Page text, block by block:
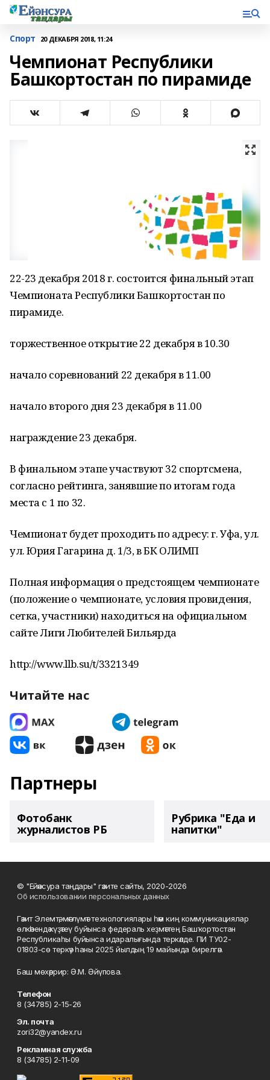
Спорт 20 ДЕКАБРЯ 2018, 11:24
Чемпионат Республики
Башкортостан по пирамиде
22-23 декабря 2018 г. состоится финальный этап
Чемпионата Республики Башкортостан по
пирамиде.
торжественное открытие 22 декабря в 10.30
начало соревнований 22 декабря в 11.00
начало второго дня 23 декабря в 11.00
награждение 23 декабря.
В финальном этапе участвуют 32 спортсмена,
согласно рейтинга, занявшие по итогам года
места с 1 по 32.
Чемпионат будет проходить по адресу: г. Уфа, ул.
ул. Юрия Гагарина д. 1/3, в БК ОЛИМП
Полная информация о предстоящем чемпионате
(положение о чемпионате, условия провидения,
сетка, участники) находиться на официальном
сайте Лиги Любителей Бильярда
http://www.llb.su/t/3321349
Читайте нас
Партнеры
Фотобанк
журналистов РБ
Рубрика "Еда и
напитки"
© "Ейәнсура таңдары" гәзите сайты, 2020-2026
Об использовании персональных данных
Гәзит Элемтә, мәғлүмәт технологиялары һәм киң коммуникациялар
өлкәһендә күҙәтеү буйынса федераль хеҙмәттең Башҡортостан
Республикаһы буйынса идаралығында теркәлде. ПИ ТУ02-
01803-сө теркәү һаны 2025 йылдың 19 майында бирелгән.
Баш мөхәррир: Ә.М. Әйүпова.
Телефон
8 (34785) 2-15-26
Эл. почта
zori32@yandex.ru
Рекламная служба
8 (34785) 2-11-09